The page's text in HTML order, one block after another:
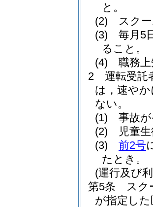
と。
(2)
スク
(3)
毎月5
ること。
(4)
職務
2
運転受託
は，速や
ない。
(1)
事故
(2)
児童
(3)
前2号
たとき。
(運行及び
第5条
スク
が指定し